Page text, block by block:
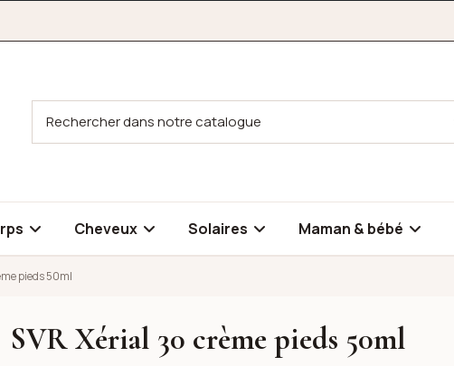
Cheveux Solaires Maman & bébé
pieds 50ml
SVR Xérial 30 crème pieds 50ml